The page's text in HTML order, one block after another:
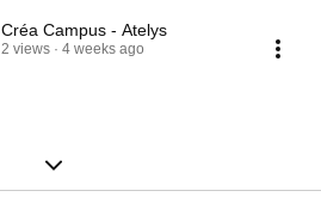
Créa Campus - Atelys
2 views 4 weeks ago